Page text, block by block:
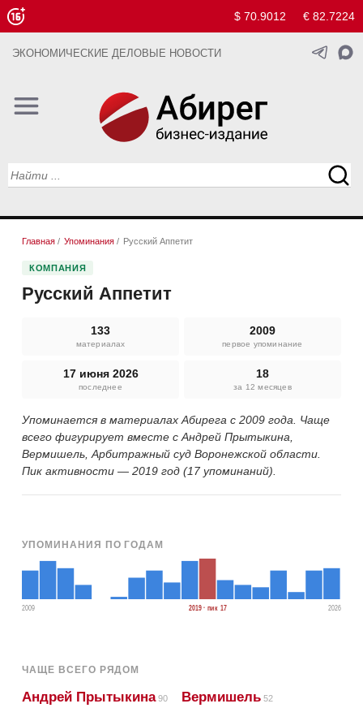
$ 70.9012 € 82.7224
ЭКОНОМИЧЕСКИЕ ДЕЛОВЫЕ НОВОСТИ
Главная / Упоминания / Русский Аппетит
КОМПАНИЯ
Русский Аппетит
133
материалах
2009
первое упоминание
17 июня 2026
последнее
18
за 12 месяцев
Упоминается в материалах Абирега с 2009 года. Чаще
всего фигурирует вместе с Андрей Прытыкина,
Вермишель, Арбитражный суд Воронежской области.
Пик активности — 2019 год (17 упоминаний).
УПОМИНАНИЯ ПО ГОДАМ
2009 2019 · пик 17 2026
ЧАЩЕ ВСЕГО РЯДОМ
Андрей Прытыкина90 Вермишель 52